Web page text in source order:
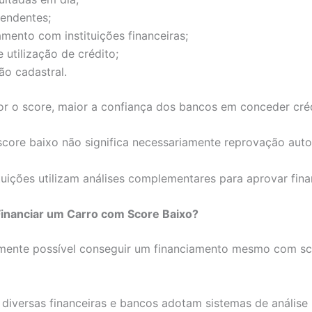
com instituições financeiras;
utilização de crédito;
cadastral.
o score, maior a confiança dos bancos em conceder
baixo não significa necessariamente reprovação
utilizam análises complementares para aprovar
um Carro com Score Baixo?
possível conseguir um financiamento mesmo com
financeiras e bancos adotam sistemas de análise